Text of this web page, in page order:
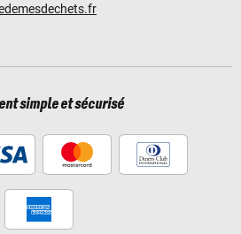
simple et sécurisé